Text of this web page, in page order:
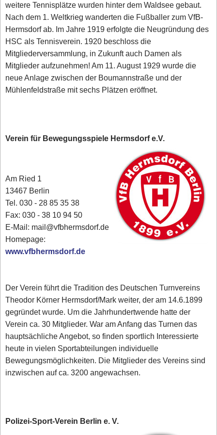
weitere Tennisplätze wurden hinter dem Waldsee gebaut.
Nach dem 1. Weltkrieg wanderten die Fußballer zum VfB-
Hermsdorf ab. Im Jahre 1919 erfolgte die Neugründung des
HSC als Tennisverein. 1920 beschloss die
Mitgliederversammlung, in Zukunft auch Damen als
Mitglieder aufzunehmen! Am 11. August 1929 wurde die
neue Anlage zwischen der Boumannstraße und der
Mühlenfeldstraße mit sechs Plätzen eröffnet.
Verein für Bewegungsspiele Hermsdorf e.V.
Am Ried 1
13467 Berlin‎
Tel. 030 - 28 85 35 38
Fax: 030 - 38 10 94 50
E-Mail: mail@vfbhermsdorf.de
Homepage:
www.vfbhermsdorf.de
Der Verein führt die Tradition des Deutschen Turnvereins
Theodor Körner Hermsdorf/Mark weiter, der am 14.6.1899
gegründet wurde. Um die Jahrhundertwende hatte der
Verein ca. 30 Mitglieder. War am Anfang das Turnen das
hauptsächliche Angebot, so finden sportlich Interessierte
heute in vielen Sportabteilungen individuelle
Bewegungsmöglichkeiten. Die Mitglieder des Vereins sind
inzwischen auf ca. 3200 angewachsen.
Polizei-Sport-Verein Berlin e. V.